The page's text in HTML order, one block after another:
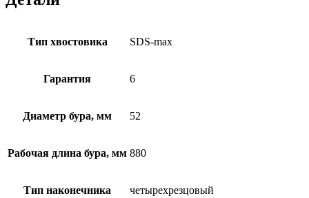
Тип хвостовика SDS-max
Гарантия 6
Диаметр бура, мм 52
Рабочая длина бура, мм 880
Тип наконечника четырехрезцовый